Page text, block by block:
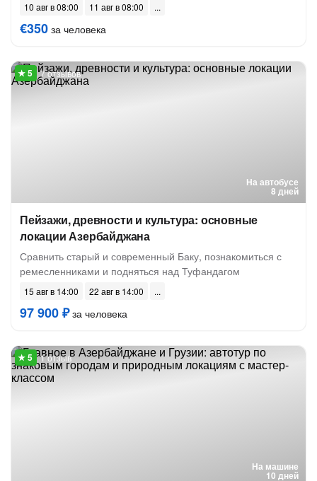
10 авг в 08:00 11 авг в 08:00
€350 за человека
На автобусе
8 дней
7 отзывов
Пейзажи, древности и культура: основные
локации Азербайджана
Сравнить старый и современный Баку, познакомиться с
ремесленниками и подняться над Туфандагом
15 авг в 14:00 22 авг в 14:00
97 900 ₽за человека
На машине
10 дней
1 отзыв